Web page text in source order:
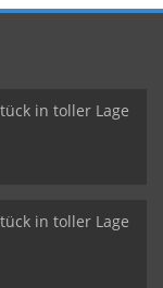
in toller Lage
in toller Lage